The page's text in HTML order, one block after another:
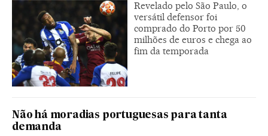
Revelado pelo São Paulo, o
versátil defensor foi
comprado do Porto por 50
milhões de euros e chega ao
fim da temporada
Não há moradias portuguesas para tanta
demanda